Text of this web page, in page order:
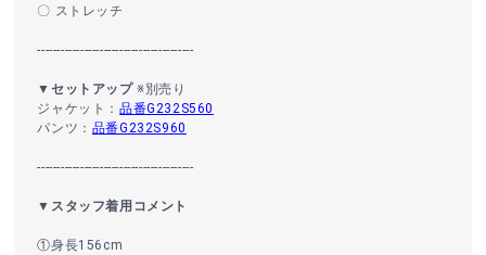
〇 ストレッチ
----------------------------------------
▼セットアップ※別売り
ジャケット：品番G232S560
パンツ： 品番G232S960
----------------------------------------
▼スタッフ着用コメント
①身長156cm